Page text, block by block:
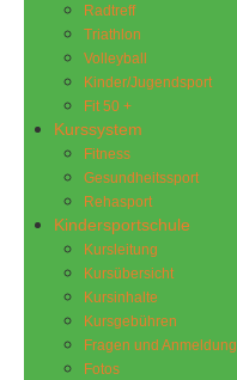
Radtreff
Triathlon
Volleyball
Kinder/Jugendsport
Fit 50 +
Kurssystem
Fitness
Gesundheitssport
Rehasport
Kindersportschule
Kursleitung
Kursübersicht
Kursinhalte
Kursgebühren
Fragen und Anmeldung
Fotos